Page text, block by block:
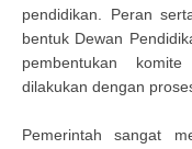
pendidikan. Peran
bentuk Dewan
pembentukan
dilakukan dengan
Pemerintah sangat